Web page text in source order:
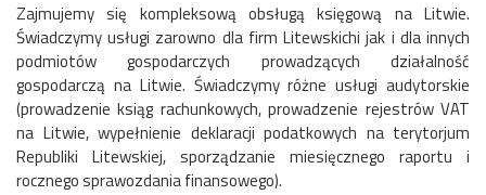
Zajmujemy się kompleksową obsługą księgową na Litwie.
Świadczymy usługi zarowno dla firm Litewskichi jak i dla innych
podmiotów gospodarczych prowadzących działalność
gospodarczą na Litwie. Świadczymy różne usługi audytorskie
(prowadzenie ksiąg rachunkowych, prowadzenie rejestrów VAT
na Litwie, wypełnienie deklaracji podatkowych na terytorjum
Republiki Litewskiej, sporządzanie miesięcznego raportu i
rocznego sprawozdania finansowego).